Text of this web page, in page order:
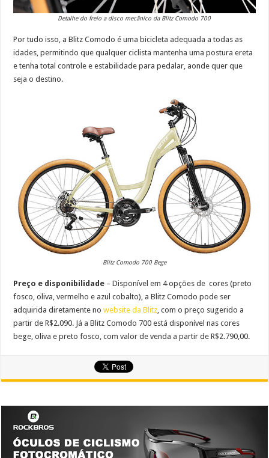
Detalhe do freio a disco mecânico da Blitz Comodo 700
Por tudo isso, a Blitz Comodo é uma bicicleta adequada a todas as
idades, permitindo que qualquer ciclista mantenha uma postura ereta
e tenha total controle e estabilidade para pedalar, aonde quer que
seja o destino.
Blitz Comodo 700 Bege
Preço e disponibilidade – Disponível em 4 opções de cores (preto
fosco, oliva, vermelho e azul cobalto), a Blitz Comodo pode ser
adquirida diretamente nowebsite da Blitz , com o preço sugerido a
partir de R$2.090. Já a Blitz Comodo 700 está disponível nas cores
bege, oliva e preto fosco, com valor de venda a partir de R$2.790,00.